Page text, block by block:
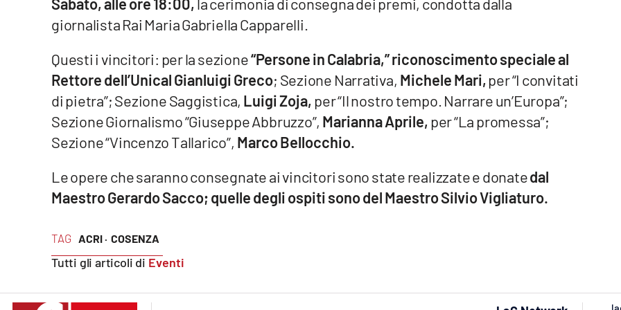
Lacapitalenews.it
TAG ACRI · COSENZA
Tutti gli articoli di Eventi
Sabato, alle ore 18:00,la cerimonia di consegna dei premi, condotta dalla
giornalista Rai Maria Gabriella Capparelli.
Questi i vincitori: per la sezione“Persone in Calabria,” riconoscimento speciale al
Rettore dell’Unical Gianluigi Greco; Sezione Narrativa, Michele Mari,per “I convitati
di pietra”; Sezione Saggistica, Luigi Zoja, per “Il nostro tempo. Narrare un’Europa”;
Sezione Giornalismo “Giuseppe Abbruzzo”, Marianna Aprile, per “La promessa”;
Sezione “Vincenzo Tallarico”, Marco Bellocchio.
Le opere che saranno consegnate ai vincitori sono state realizzate e donatedal
Maestro Gerardo Sacco; quelle degli ospiti sono del Maestro Silvio Vigliaturo.